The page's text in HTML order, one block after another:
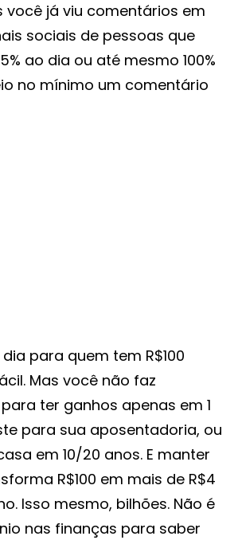
você já viu comentários em
sociais de pessoas que
ao dia ou até mesmo 100%
no mínimo um comentário
para quem tem R$100
Mas você não faz
ter ganhos apenas em 1
para sua aposentadoria, ou
em 10/20 anos. E manter
R$100 em mais de R$4
Isso mesmo, bilhões. Não é
nas finanças para saber